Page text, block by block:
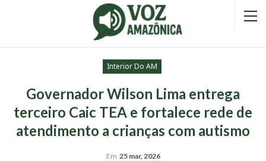
Interior Do AM
Governador Wilson Lima entrega
terceiro Caic TEA e fortalece rede de
atendimento a crianças com autismo
Em 25 mar, 2026